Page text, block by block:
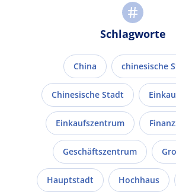
Schlagworte
China chinesische
Chinesische Stadt
Einkaufszentrum
Geschäftszentrum
Hauptstadt Hochhaus